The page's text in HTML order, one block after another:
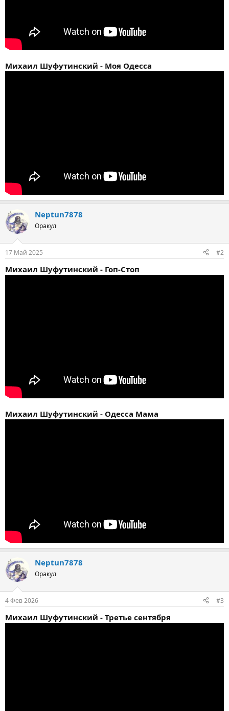
Михаил Шуфутинский - Моя Одесса
Neptun7878
Оракул
17 Май 2025 #2
Михаил Шуфутинский - Гоп-Стоп
Михаил Шуфутинский - Одесса Мама
Neptun7878
Оракул
4 Фев 2026 #3
Михаил Шуфутинский - Третье сентября